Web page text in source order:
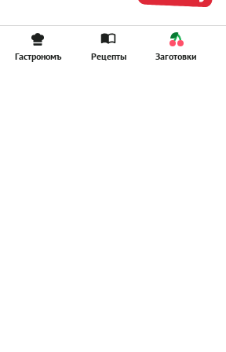
Гастрономъ Рецепты Заготовки